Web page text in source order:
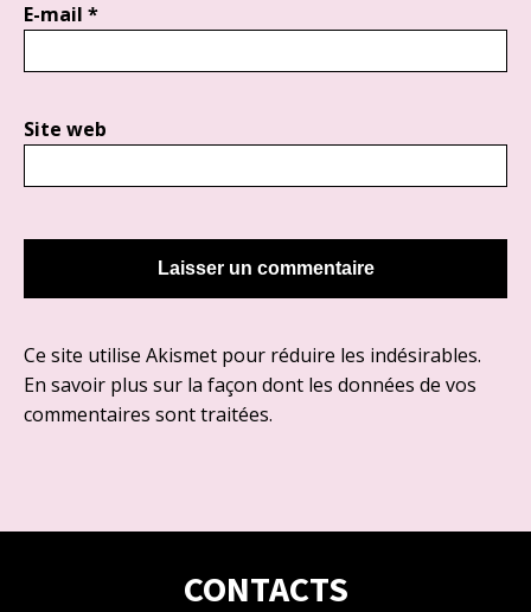
E-mail *
Site web
Ce site utilise Akismet pour réduire les indésirables.
En savoir plus sur la façon dont les données de vos
commentaires sont traitées.
CONTACTS